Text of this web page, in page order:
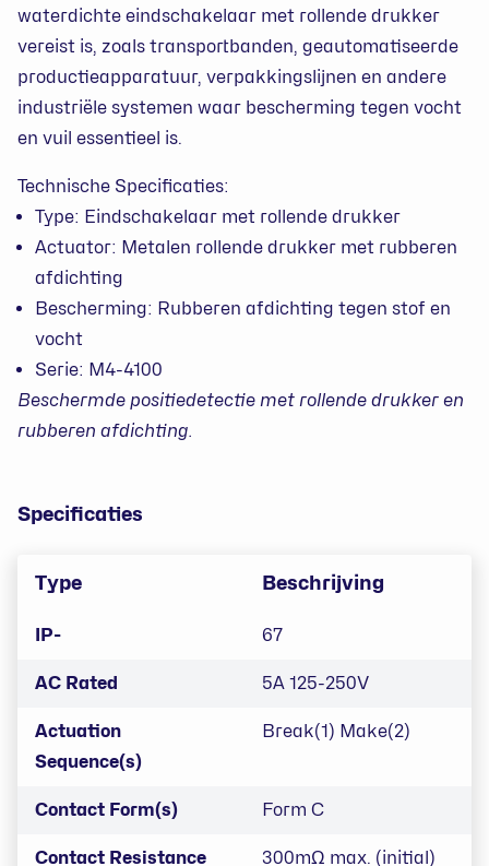
waterdichte eindschakelaar met rollende drukker
vereist is, zoals transportbanden, geautomatiseerde
productieapparatuur, verpakkingslijnen en andere
industriële systemen waar bescherming tegen vocht
en vuil essentieel is.
Technische Specificaties:
Type: Eindschakelaar met rollende drukker
Actuator: Metalen rollende drukker met rubberen
afdichting
Bescherming: Rubberen afdichting tegen stof en
vocht
Serie: M4-4100
Beschermde positiedetectie met rollende drukker en
rubberen afdichting.
Specificaties
Type Beschrijving
IP- 67
AC Rated 5A 125-250V
Actuation
Sequence(s)
Break(1) Make(2)
Contact Form(s) Form C
Contact Resistance 300mΩ max. (initial)